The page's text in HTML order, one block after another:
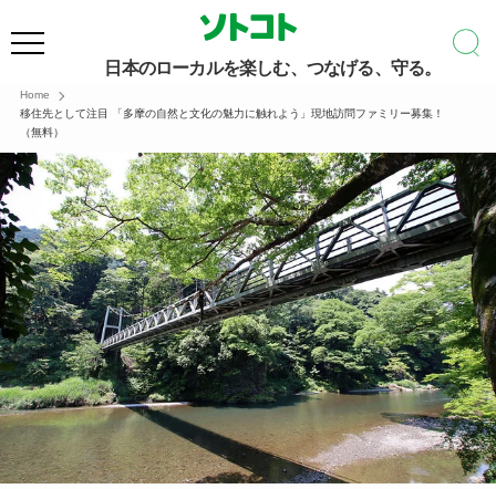
日本のローカルを楽しむ、つなげる、守る。
Home
移住先として注目 「多摩の自然と文化の魅力に触れよう」現地訪問ファミリー募集！
（無料）